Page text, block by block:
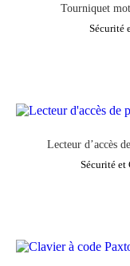
Tourniquet
Sécurité
Lecteur d’accès
Sécurité et